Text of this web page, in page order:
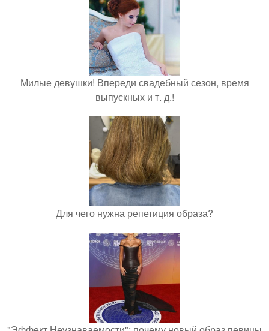
Милые девушки! Впереди свадебный сезон, время
выпускных и т. д.!
Для чего нужна репетиция образа?